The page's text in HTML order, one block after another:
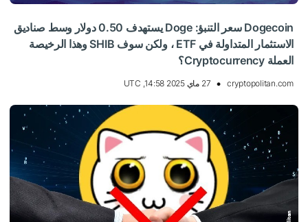
Dogecoin سعر التنبؤ: Doge يستهدف 0.50 دولار وسط صناديق
الاستثمار المتداولة في ETF ، ولكن سوف SHIB وهذا الرخيصة
العملة Cryptocurrency؟
cryptopolitan.com 27 ماي 2025 14:58, UTC